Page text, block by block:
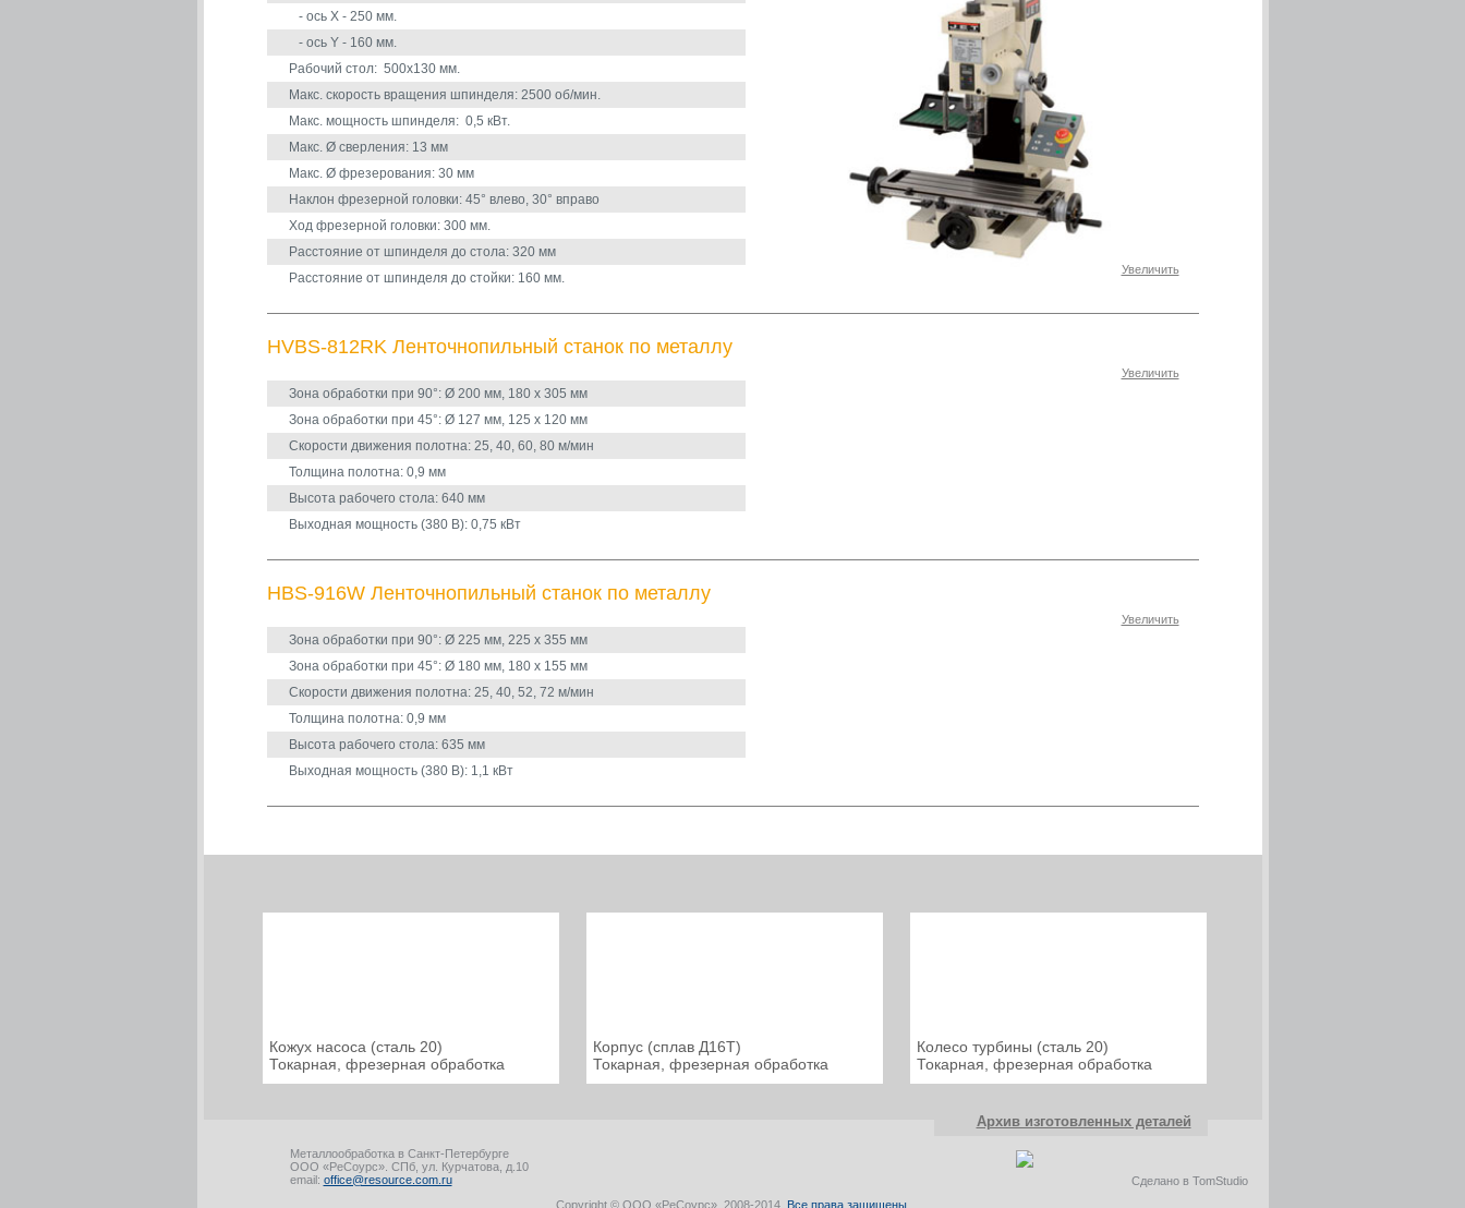
Увеличить
- ось X - 250 мм.
- ось Y - 160 мм.
Рабочий стол: 500х130 мм.
Макс. скорость вращения шпинделя: 2500 об/мин.
Макс. мощность шпинделя: 0,5 кВт.
Макс. Ø сверления: 13 мм
Макс. Ø фрезерования: 30 мм
Наклон фрезерной головки: 45° влево, 30° вправо
Ход фрезерной головки: 300 мм.
Расстояние от шпинделя до стола: 320 мм
Расстояние от шпинделя до стойки: 160 мм.
Увеличить
HVBS-812RK Ленточнопильный станок по металлу
Зона обработки при 90°: Ø 200 мм, 180 х 305 мм
Зона обработки при 45°: Ø 127 мм, 125 х 120 мм
Скорости движения полотна: 25, 40, 60, 80 м/мин
Толщина полотна: 0,9 мм
Высота рабочего стола: 640 мм
Выходная мощность (380 В): 0,75 кВт
Увеличить
HBS-916W Ленточнопильный станок по металлу
Зона обработки при 90°: Ø 225 мм, 225 х 355 мм
Зона обработки при 45°: Ø 180 мм, 180 х 155 мм
Скорости движения полотна: 25, 40, 52, 72 м/мин
Толщина полотна: 0,9 мм
Высота рабочего стола: 635 мм
Выходная мощность (380 В): 1,1 кВт
Кожух насоса (сталь 20)
Токарная, фрезерная обработка
Корпус (сплав Д16Т)
Токарная, фрезерная обработка
Колесо турбины (сталь 20)
Токарная, фрезерная обработка
Архив изготовленных деталей
Сделано в TomStudio
Металлообработка в Санкт-Петербурге
ООО «РеСоурс». СПб, ул. Курчатова, д.10
email: office@resource.com.ru
Copyright © ООО «РеСоурс». 2008-2014. Все права защищены.